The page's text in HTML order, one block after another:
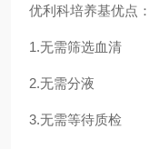
优利科培养基优点：
1.无需筛选血清
2.无需分液
3.无需等待质检